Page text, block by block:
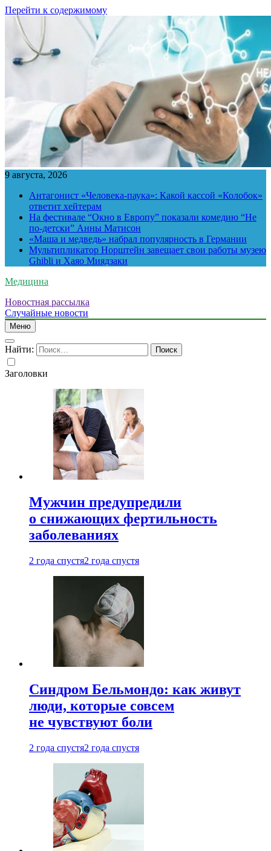
Перейти к содержимому
9 августа, 2026
Антагонист «Человека-паука»: Какой кассой «Колобок»
ответит хейтерам
На фестивале “Окно в Европу” показали комедию “Не
по-детски” Анны Матисон
«Маша и медведь» набрал популярность в Германии
Мультипликатор Норштейн завещает свои работы музею
Ghibli и Хаяо Миядзаки
Медицина
Новостная рассылка
Случайные новости
Меню
Найти:
Заголовки
Мужчин предупредили
о снижающих фертильность
заболеваниях
2 года спустя2 года спустя
Синдром Бельмондо: как живут
люди, которые совсем
не чувствуют боли
2 года спустя2 года спустя